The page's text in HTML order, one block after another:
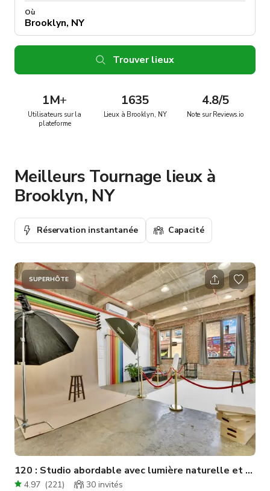
Où
Trouver lieux
1M+
Utilisateurs sur la
plateforme
1635
Lieux à Brooklyn, NY
4.8/5
Note sur Reviews.io
Meilleurs Tournage lieux à
Brooklyn, NY
Réservation instantanée Capacité
SUPERHÔTE
120 : Studio abordable avec lumière naturelle et mur
4.97 (221) 30 invités